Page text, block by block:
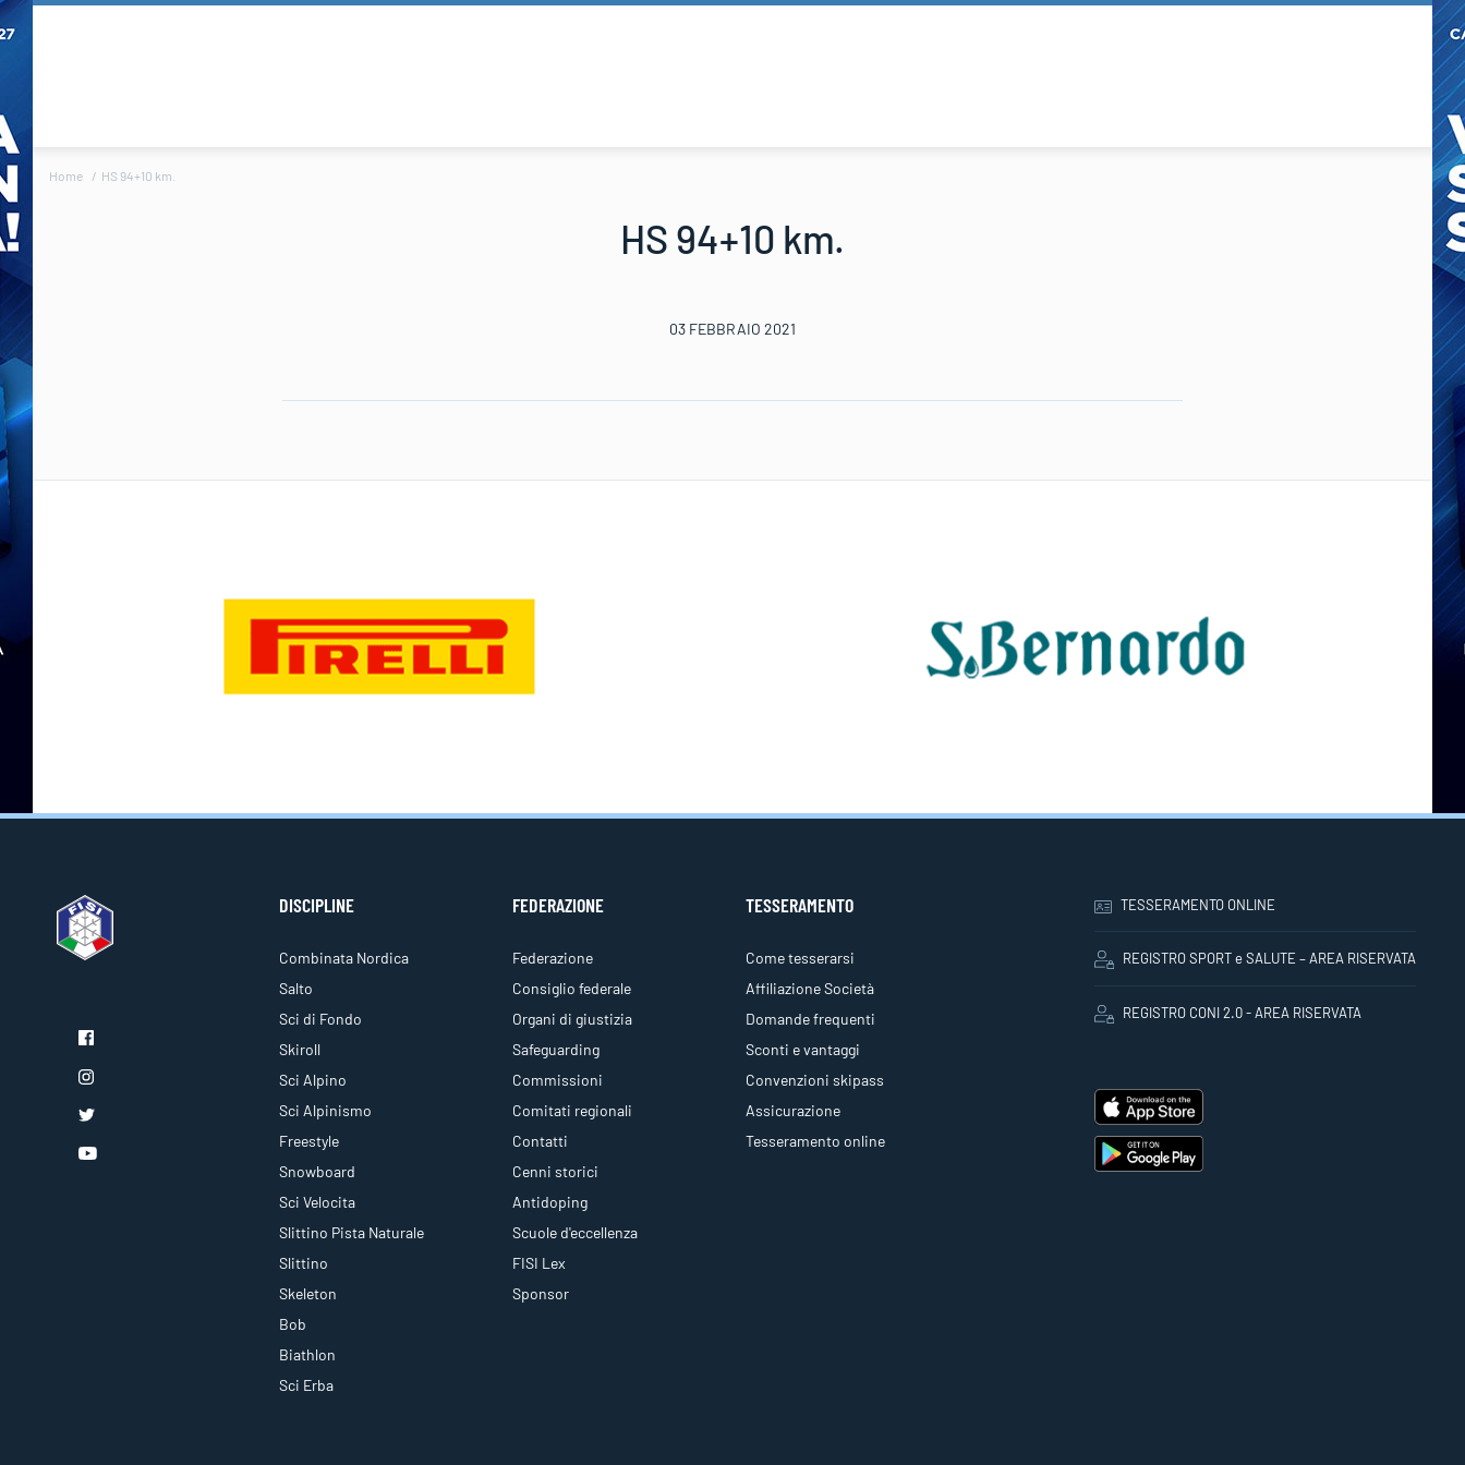
Home HS 94+10 km.
HS 94+10 km.
03 FEBBRAIO 2021
DISCIPLINE
Combinata Nordica
Salto
Sci di Fondo
Skiroll
Sci Alpino
Sci Alpinismo
Freestyle
Snowboard
Sci Velocita
Slittino Pista Naturale
Slittino
Skeleton
Bob
Biathlon
Sci Erba
FEDERAZIONE
Federazione
Consiglio federale
Organi di giustizia
Safeguarding
Commissioni
Comitati regionali
Contatti
Cenni storici
Antidoping
Scuole d'eccellenza
FISI Lex
Sponsor
TESSERAMENTO
Come tesserarsi
Affiliazione Società
Domande frequenti
Sconti e vantaggi
Convenzioni skipass
Assicurazione
Tesseramento online
TESSERAMENTO ONLINE
REGISTRO SPORT e SALUTE – AREA RISERVATA
REGISTRO CONI 2.0 - AREA RISERVATA